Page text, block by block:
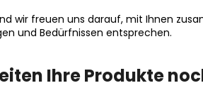
wir freuen uns darauf, mit Ihnen
und Bedürfnissen entsprechen.
Ihre Produkte